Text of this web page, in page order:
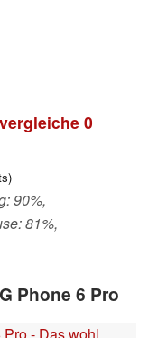
0
90%,
81%,
Phone 6 Pro